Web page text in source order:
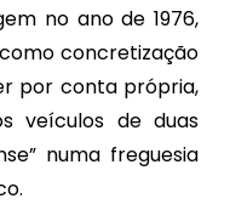
no ano de 1976,
concretização
por conta própria,
veículos de duas
numa freguesia